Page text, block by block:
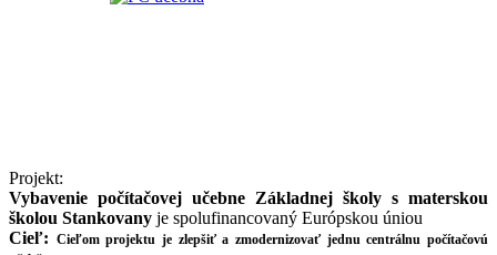
Projekt:
Vybavenie počítačovej učebne Základnej školy s materskou
školou Stankovany je spolufinancovaný Európskou úniou
Cieľ: Cieľom projektu je zlepšiť a zmodernizovať jednu centrálnu počítačovú